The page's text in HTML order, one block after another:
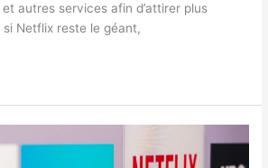
autres services afin d’attirer plus
si Netflix reste le géant,